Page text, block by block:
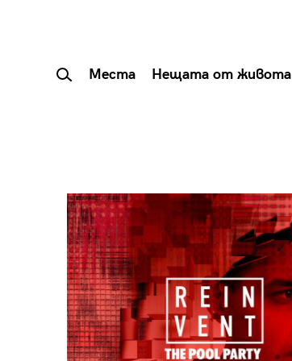
Места Нещата от живота